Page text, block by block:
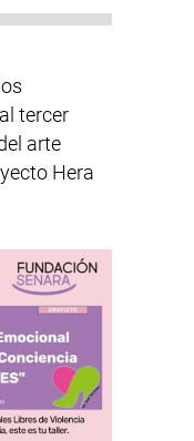
tercer
arte
Hera